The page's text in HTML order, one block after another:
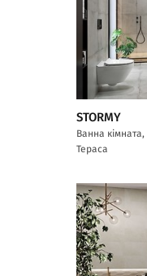
STORMY
Ванна
Тераса